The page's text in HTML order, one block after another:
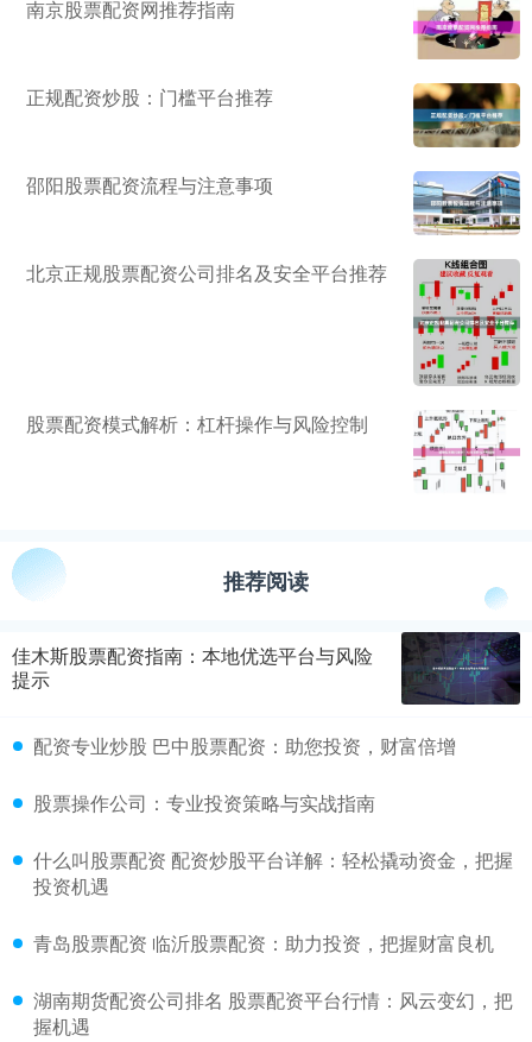
南京股票配资网推荐指南
正规配资炒股：门槛平台推荐
邵阳股票配资流程与注意事项
北京正规股票配资公司排名及安全平台推荐
股票配资模式解析：杠杆操作与风险控制
推荐阅读
佳木斯股票配资指南：本地优选平台与风险
提示
配资专业炒股 巴中股票配资：助您投资，财富倍增
股票操作公司：专业投资策略与实战指南
什么叫股票配资 配资炒股平台详解：轻松撬动资金，把握
投资机遇
青岛股票配资 临沂股票配资：助力投资，把握财富良机
湖南期货配资公司排名 股票配资平台行情：风云变幻，把
握机遇